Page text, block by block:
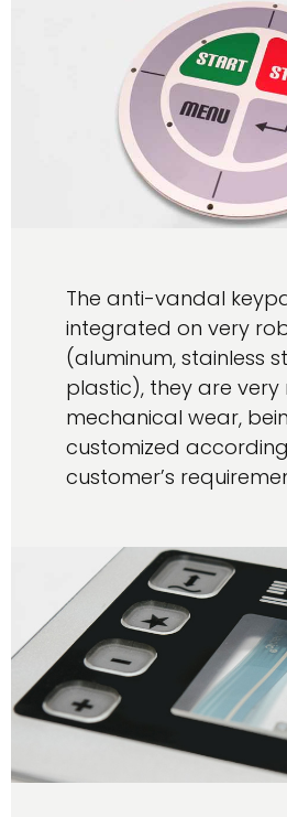
The anti-vandal
integrated on very
(aluminum, stainless
plastic), they are very
mechanical wear,
customized
customer’s